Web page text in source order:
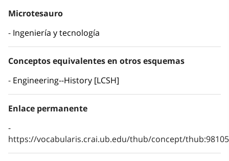
Microtesauro
Ingeniería y tecnología
Conceptos equivalentes en otros esquemas
Engineering--History [LCSH]
Enlace permanente
https://vocabularis.crai.ub.edu/thub/concept/